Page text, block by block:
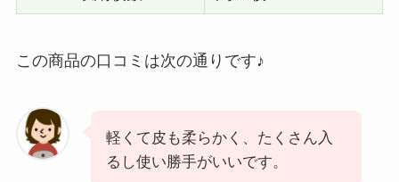
この商品の口コミは次の通りです♪
軽くて皮も柔らかく、たくさん入
るし使い勝手がいいです。